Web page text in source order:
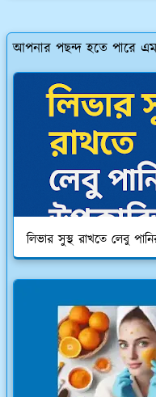
আপনার পছন্দ হতে পারে
লিভার সুস্থ রাখতে লেবু